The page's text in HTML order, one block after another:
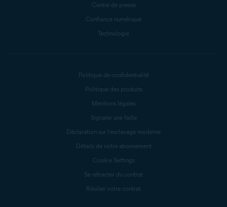
Centre de presse
Confiance numérique
Technologie
Politique de confidentialité
Politique des produits
Mentions légales
Signaler une faille
Déclaration sur l’esclavage moderne
Détails de votre abonnement
Cookie Settings
Se rétracter du contrat
Résilier votre contrat